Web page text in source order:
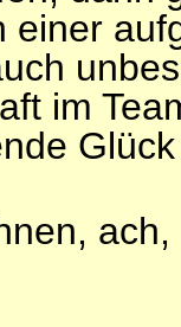
einer
im